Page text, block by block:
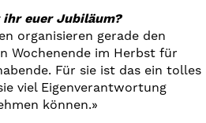
euer Jubiläum?
organisieren gerade den
Wochenende im Herbst für
Für sie ist das ein tolles
viel Eigenverantwortung
können.»